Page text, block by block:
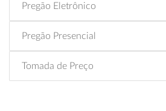
Pregão Eletrônico
Pregão Presencial
Tomada de Preço